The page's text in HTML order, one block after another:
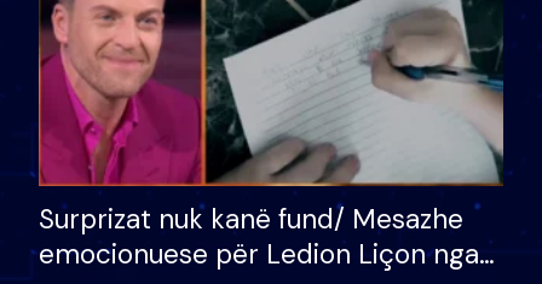
Surprizat nuk kanë fund/ Mesazhe
emocionuese për Ledion Liçon nga